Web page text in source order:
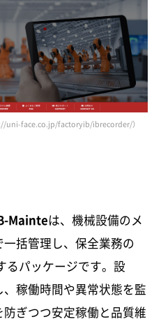
uni-face.co.jp/factoryib/ibrecorder/）
Mainteは、機械設備のメ
括管理し、保全業務の
るパッケージです。設
稼働時間や異常状態を監
ぎつつ安定稼働と品質維